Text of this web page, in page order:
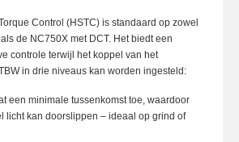
Control (HSTC) is standaard op zowel
de NC750X met DCT. Het biedt een
controle terwijl het koppel van het
in drie niveaus kan worden ingesteld:
een minimale tussenkomst toe, waardoor
licht kan doorslippen – ideaal op grind of